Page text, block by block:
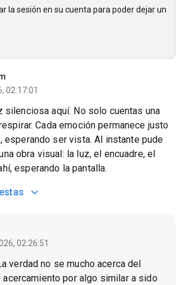
la sesión en su cuenta para poder dejar un
02:17:01
silenciosa aquí. No solo cuentas una
Cada emoción permanece justo
esperando ser vista. Al instante pude
obra visual: la luz, el encuadre, el
esperando la pantalla.
02:26:51
verdad no se mucho acerca del
acercamiento por algo similar a sido